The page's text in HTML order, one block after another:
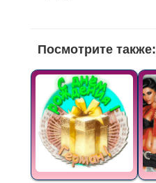
Посмотрите также: